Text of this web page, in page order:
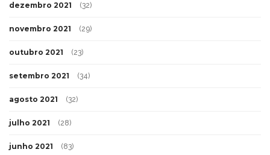
dezembro 2021 (32)
novembro 2021 (29)
outubro 2021 (23)
setembro 2021 (34)
agosto 2021 (32)
julho 2021 (28)
junho 2021 (83)